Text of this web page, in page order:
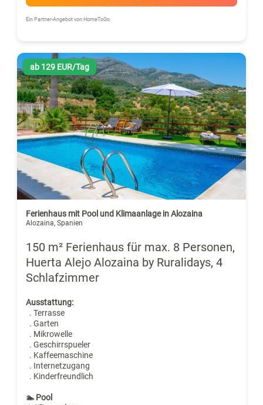
Ein Partner-Angebot von HomeToGo
ab 129 EUR/Tag
Ferienhaus mit Pool und Klimaanlage in Alozaina
Alozaina, Spanien
150 m² Ferienhaus für max. 8 Personen,
Huerta Alejo Alozaina by Ruralidays, 4
Schlafzimmer
Ausstattung:
. Terrasse
. Garten
. Mikrowelle
. Geschirrspueler
. Kaffeemaschine
. Internetzugang
. Kinderfreundlich
🏊 Pool